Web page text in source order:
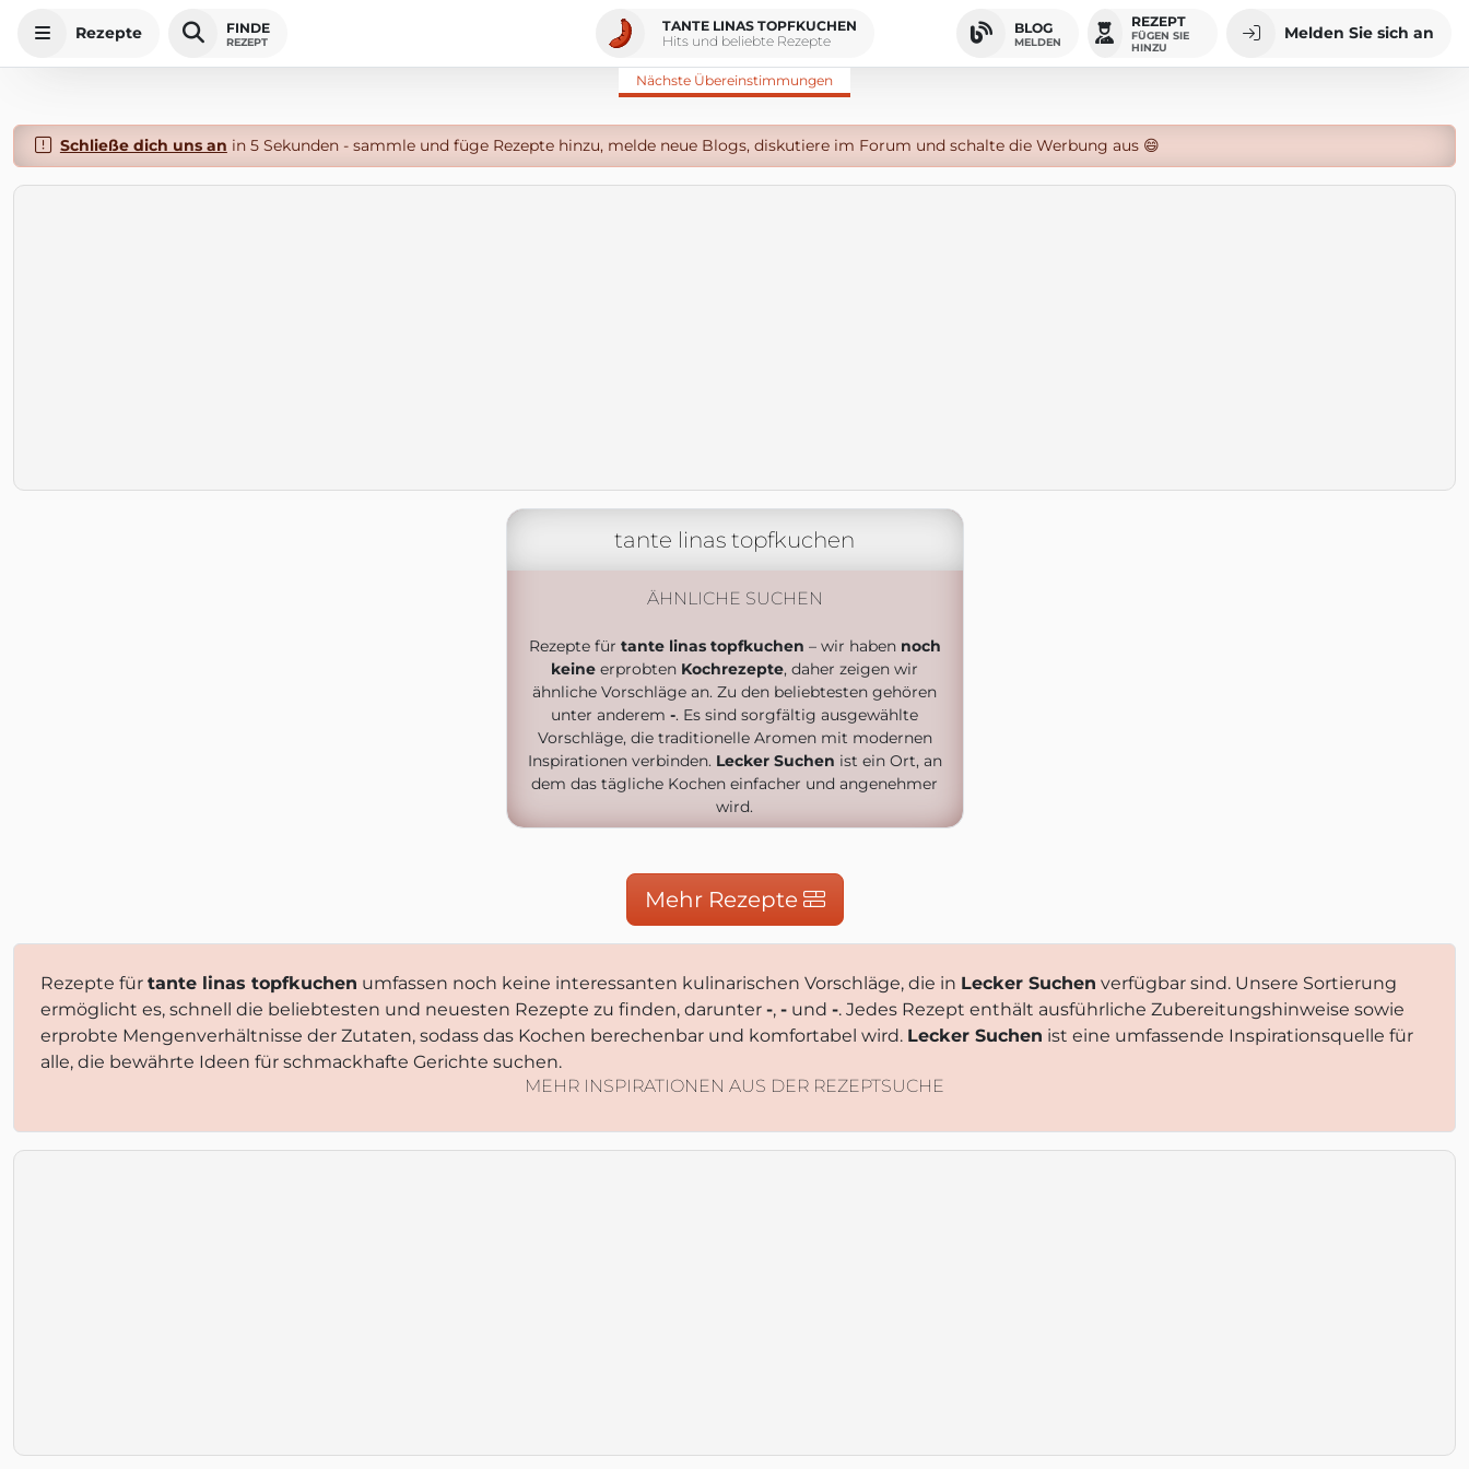
Rezepte FINDE
REZEPT
TANTE LINAS TOPFKUCHEN
Hits und beliebte Rezepte
BLOG
MELDEN
REZEPT
FÜGEN SIE
HINZU
Melden Sie sich an
Nächste Übereinstimmungen
Schließe dich uns an in 5 Sekunden - sammle und füge Rezepte hinzu, melde neue Blogs, diskutiere im Forum und schalte die Werbung aus 😄
tante linas topfkuchen
ÄHNLICHE SUCHEN
Rezepte für tante linas topfkuchen – wir haben noch
keine erprobten Kochrezepte, daher zeigen wir
ähnliche Vorschläge an. Zu den beliebtesten gehören
unter anderem -. Es sind sorgfältig ausgewählte
Vorschläge, die traditionelle Aromen mit modernen
Inspirationen verbinden. Lecker Suchen ist ein Ort, an
dem das tägliche Kochen einfacher und angenehmer
wird.
Mehr Rezepte
Rezepte für tante linas topfkuchen umfassen noch keine interessanten kulinarischen Vorschläge, die in Lecker Suchen verfügbar sind. Unsere Sortierung
ermöglicht es, schnell die beliebtesten und neuesten Rezepte zu finden, darunter -, - und -. Jedes Rezept enthält ausführliche Zubereitungshinweise sowie
erprobte Mengenverhältnisse der Zutaten, sodass das Kochen berechenbar und komfortabel wird. Lecker Suchen ist eine umfassende Inspirationsquelle für
alle, die bewährte Ideen für schmackhafte Gerichte suchen.
MEHR INSPIRATIONEN AUS DER REZEPTSUCHE